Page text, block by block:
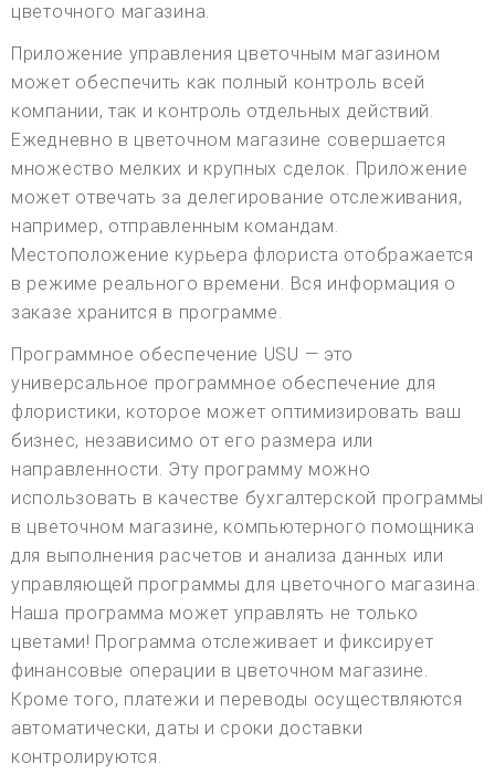
цветочного магазина.
Приложение управления цветочным магазином
может обеспечить как полный контроль всей
компании, так и контроль отдельных действий.
Ежедневно в цветочном магазине совершается
множество мелких и крупных сделок. Приложение
может отвечать за делегирование отслеживания,
например, отправленным командам.
Местоположение курьера флориста отображается
в режиме реального времени. Вся информация о
заказе хранится в программе.
Программное обеспечение USU — это
универсальное программное обеспечение для
флористики, которое может оптимизировать ваш
бизнес, независимо от его размера или
направленности. Эту программу можно
использовать в качестве бухгалтерской программы
в цветочном магазине, компьютерного помощника
для выполнения расчетов и анализа данных или
управляющей программы для цветочного магазина.
Наша программа может управлять не только
цветами! Программа отслеживает и фиксирует
финансовые операции в цветочном магазине.
Кроме того, платежи и переводы осуществляются
автоматически, даты и сроки доставки
контролируются.